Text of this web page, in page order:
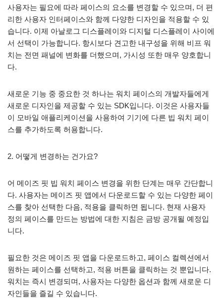
사용자는 필요에 따라 페이스의 요소를 변경할 수 있으며, 더 편
리한 사용자 인터페이스와 함께 다양한 디자인을 적용할 수 있
습니다. 이제 아날로그 디스플레이와 디지털 디스플레이 사이에
서 선택이 가능합니다. 항시보다 견고한 내구성을 위해 비프 워
치는 전면 패널에 변화를 더했으며, 가시성 또한 매우 양호합니
다.
새로운 기능 중 중요한 것 하나는 워치 페이스의 개발자들에게
새로운 디자인을 제공할 수 있는 SDK입니다. 이것은 사용자들
이 모바일 애플리케이션을 사용하여 기기에 다른 빕 워치 페이
스를 추가하도록 허용합니다.
2. 어떻게 변경하는 건가요?
어 메이즈 핏 빕 워치 페이스 변경을 위한 단계는 매우 간단합니
다. 사용자는 메이즈 핏 앱에서 다운로드할 수 있는 다양한 페이
스를 찾아 선택한 다음, 적용을 클릭하면 됩니다. 현재 사용자
정의 페이스를 만드는 방법에 대한 지침은 금방 공개될 예정입
니다.
필요한 것은 메이즈 핏 앱을 다운로드하고, 페이스 컬렉션에서
원하는 페이스를 선택하고, 적용 버튼을 클릭하는 것 뿐입니다.
워치는 즉시 변경되며, 사용자는 다양한 옵션과 함께 새로운 디
자인들을 즐길 수 있습니다.